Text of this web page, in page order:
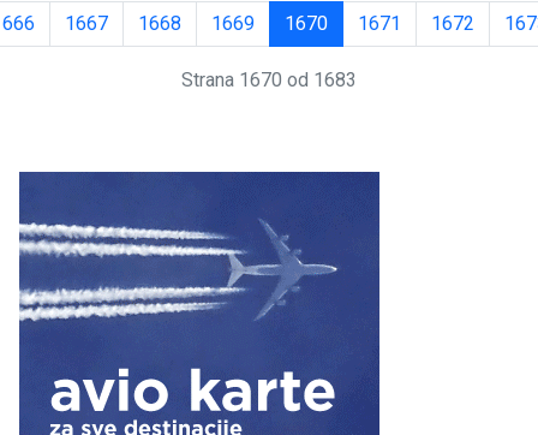
1667 1668 1669 1670 1671 1672
Strana 1670 od 1683